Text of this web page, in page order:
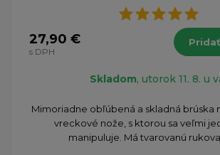
27,90 €
s DPH
Skladom, utorok 11. 8. u
Mimoriadne obľúbená a skladná brúska
vreckové nože, s ktorou sa veľmi
manipuluje. Má tvarovanú